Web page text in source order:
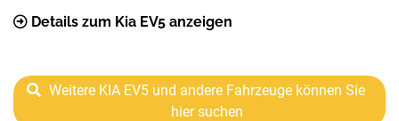
Details zum Kia EV5 anzeigen
Weitere KIA EV5 und andere Fahrzeuge können Sie
hier suchen